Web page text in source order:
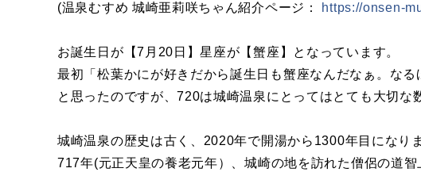
(温泉むすめ 城崎亜莉咲ちゃん紹介ページ： https://onsen-
お誕生日が【7月20日】星座が【蟹座】となっています。
最初「松葉かにが好きだから誕生日も蟹座なんだなぁ。なる
と思ったのですが、720は城崎温泉にとってはとても大切な
城崎温泉の歴史は古く、2020年で開湯から1300年目になり
717年(元正天皇の養老元年）、城崎の地を訪れた僧侶の道